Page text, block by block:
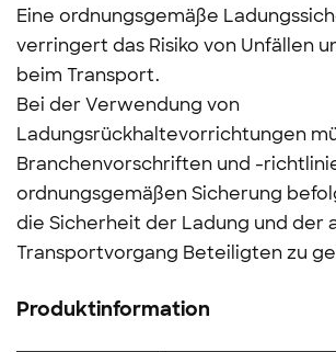
Eine ordnungsgemäße
verringert das Risiko von Unfällen
beim Transport.
Bei der Verwendung von
Ladungsrückhaltevorrichtungen
Branchenvorschriften und -
ordnungsgemäßen Sicherung
die Sicherheit der Ladung und der
Transportvorgang Beteiligten zu
Produktinformation